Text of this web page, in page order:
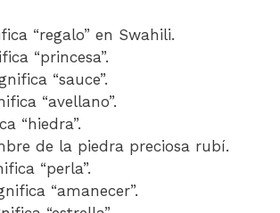
“regalo” en Swahili.
“princesa”.
“sauce”.
“avellano”.
“hiedra”.
de la piedra preciosa rubí.
“perla”.
“amanecer”.